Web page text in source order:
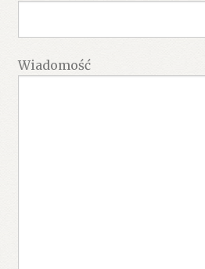
Wiadomość